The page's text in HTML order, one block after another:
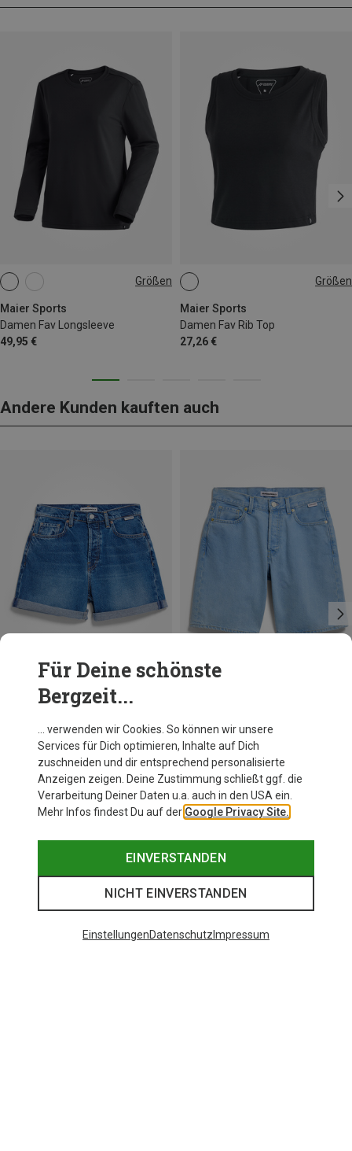
Größen
Maier Sports
Damen Fav Longsleeve
49,95 €
S M Größen
Maier Sports
Damen Fav Rib Top
27,26 €
S
Andere Kunden kauften auch
Du sparst 36%
Für Deine schönste
Bergzeit...
… verwenden wir Cookies. So können wir unsere
Services für Dich optimieren, Inhalte auf Dich
zuschneiden und dir entsprechend personalisierte
Anzeigen zeigen. Deine Zustimmung schließt ggf. die
Verarbeitung Deiner Daten u.a. auch in den USA ein.
Mehr Infos findest Du auf der Google Privacy Site.
EINVERSTANDEN
NICHT EINVERSTANDEN
EinstellungenDatenschutz Impressum